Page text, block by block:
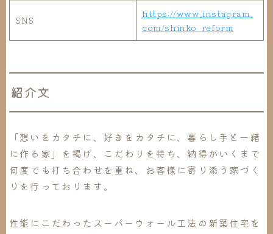
SNS
https://www.instagram.
com/shinko_reform
紹介文
「想いをカタチに、好きをカタチに、暮らし手と一緒
に作る家」を掲げ、こだわりを持ち、納得がいくまで
何度でも打ち合わせを重ね、お客様に寄り添う家づく
りを行っております。
性能にこだわったスーパーウォール工法の新築住宅を